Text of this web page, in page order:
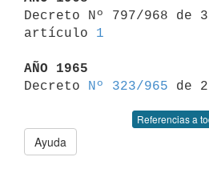
Decreto Nº 797/968 de
artículo 1
AÑO 1965
Decreto
Nº 323/965
Referencias a
Ayuda